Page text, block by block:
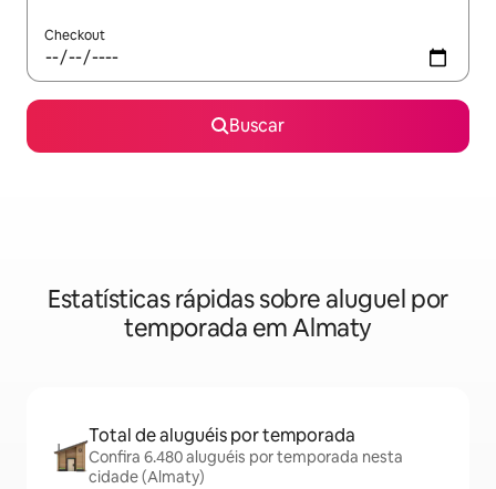
Checkout
Buscar
Estatísticas rápidas sobre aluguel por
temporada em Almaty
Total de aluguéis por temporada
Confira 6.480 aluguéis por temporada nesta
cidade (Almaty)